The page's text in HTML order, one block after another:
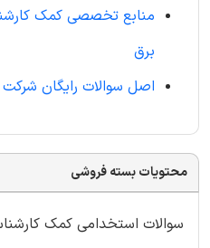
منابع تخصصی کمک
برق
اصل سوالات رایگان شرکت
محتویات بسته فروشی
سوالات استخدامی کمک